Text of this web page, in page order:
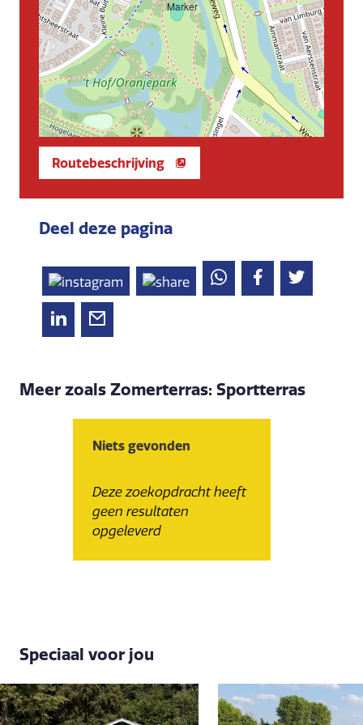
Routebeschrijving
Deel deze pagina
Meer zoals Zomerterras: Sportterras
Niets gevonden
Deze zoekopdracht heeft
geen resultaten
opgeleverd
Speciaal voor jou